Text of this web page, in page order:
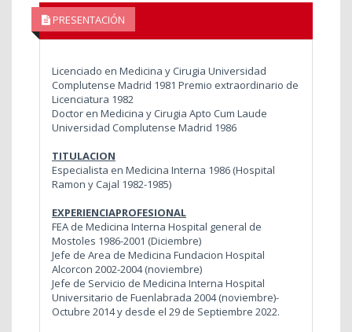
PRESENTACIÓN
Licenciado en Medicina y Cirugia Universidad
Complutense Madrid 1981 Premio extraordinario de
Licenciatura 1982
Doctor en Medicina y Cirugia Apto Cum Laude
Universidad Complutense Madrid 1986
TITULACION
Especialista en Medicina Interna 1986 (Hospital
Ramon y Cajal 1982-1985)
EXPERIENCIAPROFESIONAL
FEA de Medicina Interna Hospital general de
Mostoles 1986-2001 (Diciembre)
Jefe de Area de Medicina Fundacion Hospital
Alcorcon 2002-2004 (noviembre)
Jefe de Servicio de Medicina Interna Hospital
Universitario de Fuenlabrada 2004 (noviembre)-
Octubre 2014 y desde el 29 de Septiembre 2022.